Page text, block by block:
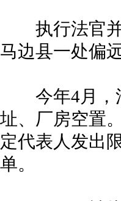
执行法官并
马边县一处偏
今年4月，法
址、厂房空置
定代表人发出
单。